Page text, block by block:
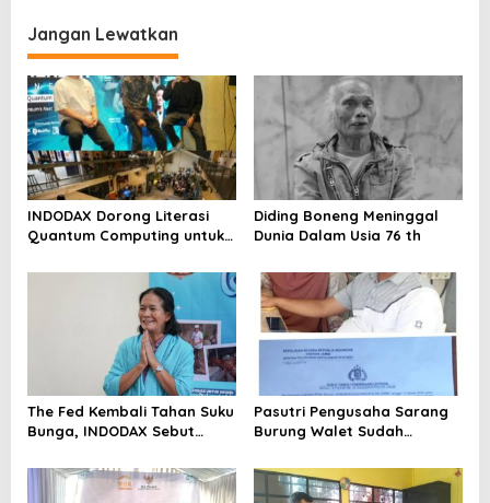
Metro Bekasi Kota
Jangan Lewatkan
INDODAX Dorong Literasi
Quantum Computing untuk
Blockchain
Diding Boneng Meninggal
Dunia Dalam Usia 76 th
The Fed Kembali Tahan Suku
Bunga, INDODAX Sebut
Sentimen Pasar
Pasutri Pengusaha Sarang
Burung Walet Sudah
Pelapor Desak Polda Jambi
Segera Lakukan Penahanan